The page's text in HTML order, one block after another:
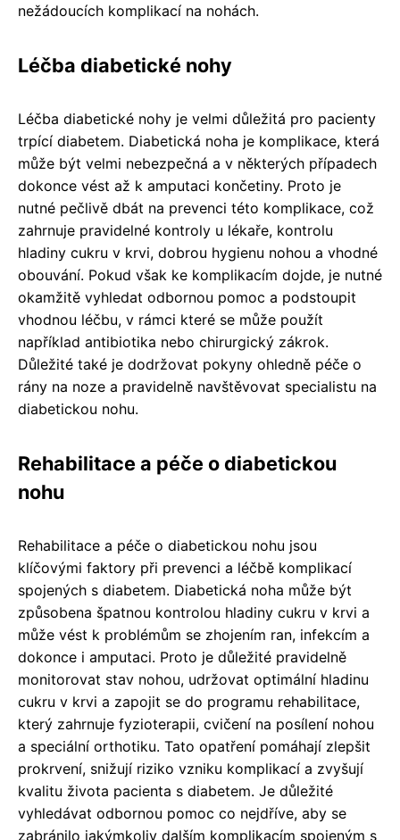
nežádoucích komplikací na nohách.
Léčba diabetické nohy
Léčba diabetické nohy je velmi důležitá pro pacienty
trpící diabetem. Diabetická noha je komplikace, která
může být velmi nebezpečná a v některých případech
dokonce vést až k amputaci končetiny. Proto je
nutné pečlivě dbát na prevenci této komplikace, což
zahrnuje pravidelné kontroly u lékaře, kontrolu
hladiny cukru v krvi, dobrou hygienu nohou a vhodné
obouvání. Pokud však ke komplikacím dojde, je nutné
okamžitě vyhledat odbornou pomoc a podstoupit
vhodnou léčbu, v rámci které se může použít
například antibiotika nebo chirurgický zákrok.
Důležité také je dodržovat pokyny ohledně péče o
rány na noze a pravidelně navštěvovat specialistu na
diabetickou nohu.
Rehabilitace a péče o diabetickou
nohu
Rehabilitace a péče o diabetickou nohu jsou
klíčovými faktory při prevenci a léčbě komplikací
spojených s diabetem. Diabetická noha může být
způsobena špatnou kontrolou hladiny cukru v krvi a
může vést k problémům se zhojením ran, infekcím a
dokonce i amputaci. Proto je důležité pravidelně
monitorovat stav nohou, udržovat optimální hladinu
cukru v krvi a zapojit se do programu rehabilitace,
který zahrnuje fyzioterapii, cvičení na posílení nohou
a speciální orthotiku. Tato opatření pomáhají zlepšit
prokrvení, snižují riziko vzniku komplikací a zvyšují
kvalitu života pacienta s diabetem. Je důležité
vyhledávat odbornou pomoc co nejdříve, aby se
zabránilo jakýmkoliv dalším komplikacím spojeným s